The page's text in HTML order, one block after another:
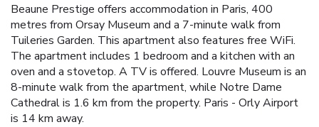
Beaune Prestige offers accommodation in Paris, 400
metres from Orsay Museum and a 7-minute walk from
Tuileries Garden. This apartment also features free WiFi.
The apartment includes 1 bedroom and a kitchen with an
oven and a stovetop. A TV is offered. Louvre Museum is an
8-minute walk from the apartment, while Notre Dame
Cathedral is 1.6 km from the property. Paris - Orly Airport
is 14 km away.